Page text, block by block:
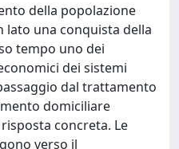
della popolazione
lato una conquista della
tempo uno dei
dei sistemi
dal trattamento
domiciliare
concreta. Le
verso il